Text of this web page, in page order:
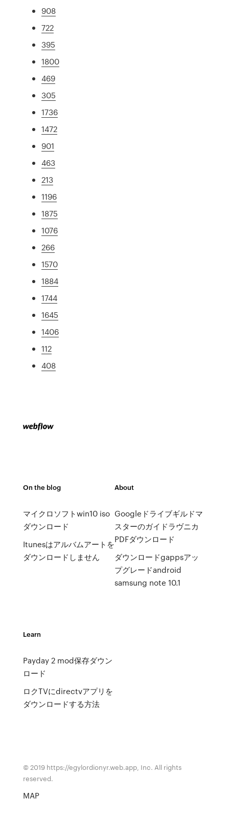
908
722
395
1800
469
305
1736
1472
901
463
213
1196
1875
1076
266
1570
1884
1744
1645
1406
112
408
On the blog
マイクロソフトwin10 iso
ダウンロード
Itunesはアルバムアートを
ダウンロードしません
About
Googleドライブギルドマ
スターのガイドラヴニカ
PDFダウンロード
ダウンロードgappsアッ
プグレードandroid
samsung note 10.1
Learn
Payday 2 mod保存ダウン
ロード
ロクTVにdirectvアプリを
ダウンロードする方法
© 2019 https://egylordionyr.web.app, Inc. All rights
reserved.
MAP